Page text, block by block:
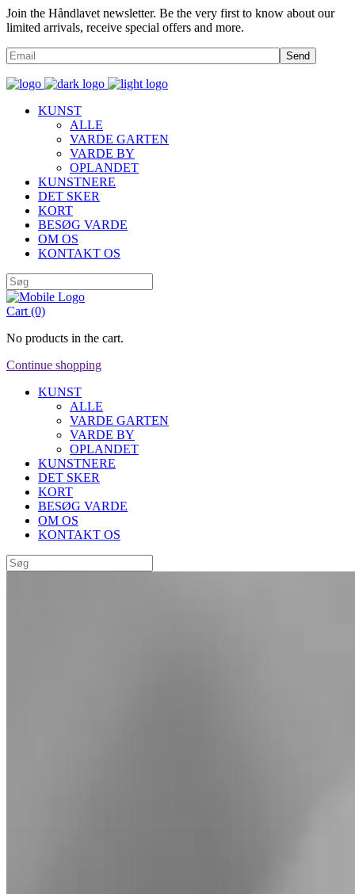
Join the Håndlavet newsletter. Be the very first to know about our
limited arrivals, receive special offers and more.
Send
KUNST
ALLE
VARDE GARTEN
VARDE BY
OPLANDET
KUNSTNERE
DET SKER
KORT
BESØG VARDE
OM OS
KONTAKT OS
Cart (0)
No products in the cart.
Continue shopping
KUNST
ALLE
VARDE GARTEN
VARDE BY
OPLANDET
KUNSTNERE
DET SKER
KORT
BESØG VARDE
OM OS
KONTAKT OS